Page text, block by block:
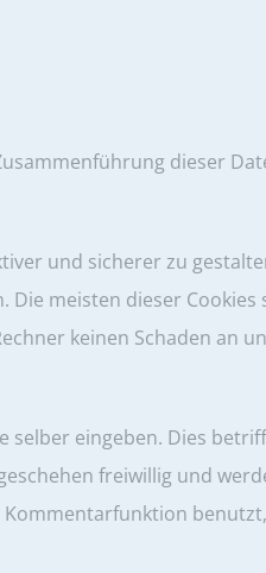
dieser
und sicherer zu
meisten dieser Cookies
keinen Schaden an
selber eingeben. Dies
freiwillig und